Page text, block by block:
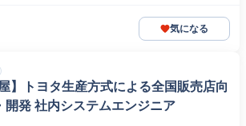
気になる
】トヨタ生産方式による全国販売店向
開発 社内システムエンジニア